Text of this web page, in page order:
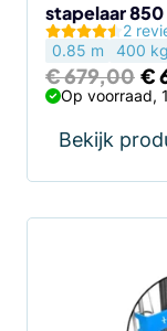
stapelaar
2
0.85 m
400 kg
€679,00
€
€
Op voorraad,
Bekijk